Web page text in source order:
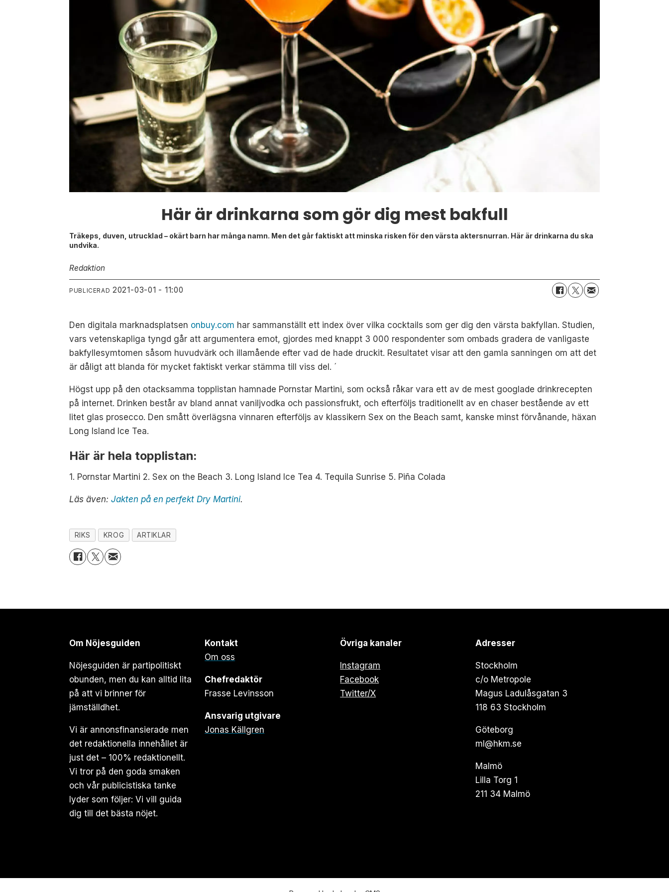
Här är drinkarna som gör dig mest bakfull
Träkeps, duven, utrucklad – okärt barn har många namn. Men det går faktiskt att minska risken för den värsta aktersnurran. Här är drinkarna du ska
undvika.
Redaktion
PUBLICERAD 2021-03-01 - 11:00
Den digitala marknadsplatsen onbuy.com har sammanställt ett index över vilka cocktails som ger dig den värsta bakfyllan. Studien,
vars vetenskapliga tyngd går att argumentera emot, gjordes med knappt 3 000 respondenter som ombads gradera de vanligaste
bakfyllesymtomen såsom huvudvärk och illamående efter vad de hade druckit. Resultatet visar att den gamla sanningen om att det
är dåligt att blanda för mycket faktiskt verkar stämma till viss del. ´
Högst upp på den otacksamma topplistan hamnade Pornstar Martini, som också råkar vara ett av de mest googlade drinkrecepten
på internet. Drinken består av bland annat vaniljvodka och passionsfrukt, och efterföljs traditionellt av en chaser bestående av ett
litet glas prosecco. Den smått överlägsna vinnaren efterföljs av klassikern Sex on the Beach samt, kanske minst förvånande, häxan
Long Island Ice Tea.
Här är hela topplistan:
1. Pornstar Martini 2. Sex on the Beach 3. Long Island Ice Tea 4. Tequila Sunrise 5. Piña Colada
Läs även:Jakten på en perfekt Dry Martini.
RIKS KROG ARTIKLAR
Om Nöjesguiden
Nöjesguiden är partipolitiskt
obunden, men du kan alltid lita
på att vi brinner för
jämställdhet.
Vi är annonsfinansierade men
det redaktionella innehållet är
just det – 100% redaktionellt.
Vi tror på den goda smaken
och vår publicistiska tanke
lyder som följer: Vi vill guida
dig till det bästa nöjet.
Kontakt
Om oss
Chefredaktör
Frasse Levinsson
Ansvarig utgivare
Jonas Källgren
Övriga kanaler
Instagram
Facebook
Twitter/X
Adresser
Stockholm
c/o Metropole
Magus Ladulåsgatan 3
118 63 Stockholm
Göteborg
ml@hkm.se
Malmö
Lilla Torg 1
211 34 Malmö